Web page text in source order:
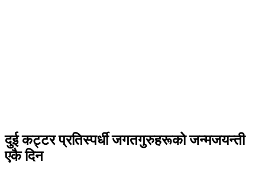
दुई कट्टर प्रतिस्पर्धी जगतगुरुहरूको जन्मजयन्ती
एकै दिन